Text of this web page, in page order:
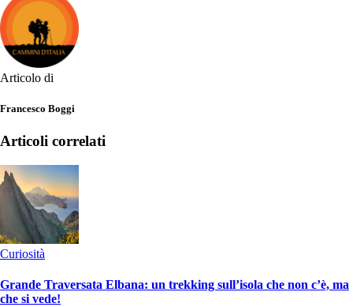
Articolo di
Francesco Boggi
Articoli correlati
Curiosità
Grande Traversata Elbana: un trekking sull’isola che non c’è, ma
che si vede!